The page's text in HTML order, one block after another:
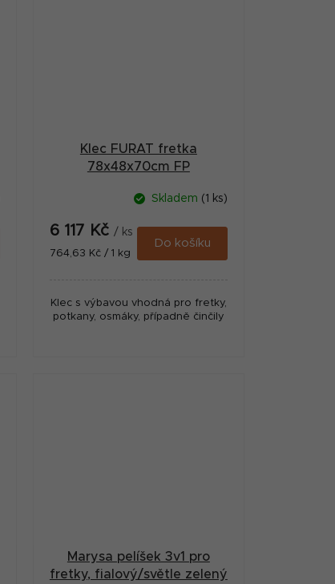
Klec FURAT fretka
78x48x70cm FP
Skladem (1 ks)
6 117 Kč / ks
Měrná
764,63 Kč / 1 kg
Do košíku
Klec s výbavou vhodná pro fretky,
potkany, osmáky, případně činčily
Marysa pelíšek 3v1 pro
fretky, fialový/světle zelený